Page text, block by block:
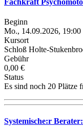
Fachkraft
Beginn
Mo., 14.09.2026,
Kursort
Schloß Holte-
Gebühr
0,00 €
Status
Es sind noch 20 Plätze
Systemische:r